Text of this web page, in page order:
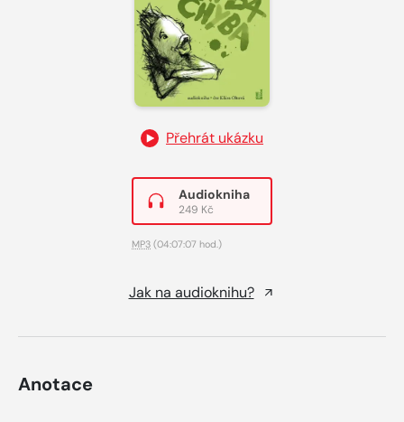
Přehrát ukázku
Audiokniha
249 Kč
MP3 (04:07:07 hod.)
Jak na audioknihu?
Anotace